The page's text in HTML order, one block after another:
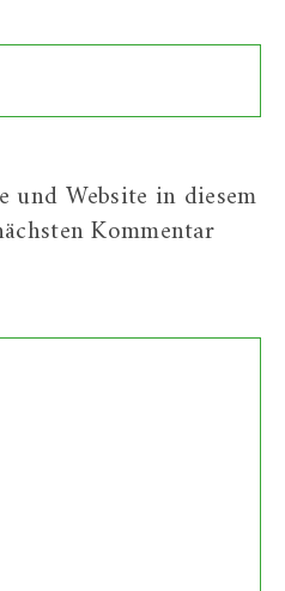
und Website in diesem
Kommentar